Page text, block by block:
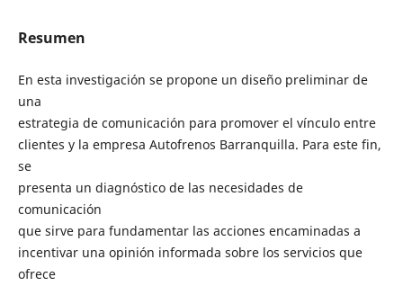
Resumen
En esta investigación se propone un diseño preliminar de
una
estrategia de comunicación para promover el vínculo entre
clientes y la empresa Autofrenos Barranquilla. Para este fin,
se
presenta un diagnóstico de las necesidades de
comunicación
que sirve para fundamentar las acciones encaminadas a
incentivar una opinión informada sobre los servicios que
ofrece